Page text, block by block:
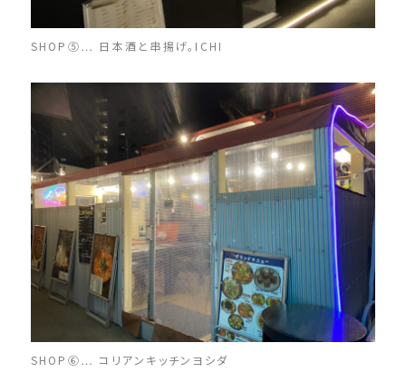
SHOP⑤… 日本酒と串揚げ。ICHI
SHOP⑥… コリアンキッチンヨシダ